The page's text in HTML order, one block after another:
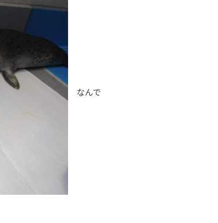
なんで